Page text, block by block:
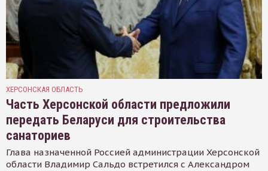
ХЕРСОНСКАЯ ОБЛАСТЬ
Часть Херсонской области предложили
передать Беларуси для строительства
санаториев
Глава назначенной Россией администрации Херсонской
области Владимир Сальдо встретился с Александром